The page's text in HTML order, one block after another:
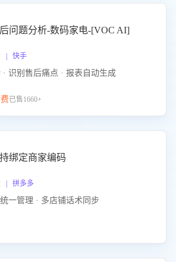
问题分析-数码家电-[VOC AI]
| 快手
识别售后痛点 · 报表自动生成
已售1660+
绑定商家编码
| 拼多多
一管理 · 多店铺话术同步